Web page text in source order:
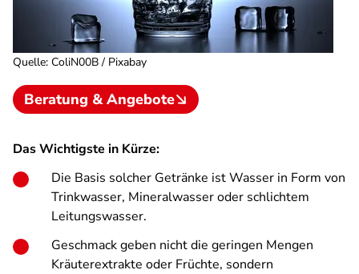
Quelle: ColiN00B / Pixabay
Beratung & Angebote
Das Wichtigste in Kürze:
Die Basis solcher Getränke ist Wasser in Form von
Trinkwasser, Mineralwasser oder schlichtem
Leitungswasser.
Geschmack geben nicht die geringen Mengen
Kräuterextrakte oder Früchte, sondern